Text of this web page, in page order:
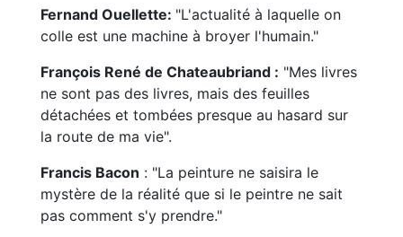
Fernand Ouellette: "L'actualité à laquelle on
colle est une machine à broyer l'humain."
François René de Chateaubriand : "Mes livres
ne sont pas des livres, mais des feuilles
détachées et tombées presque au hasard sur
la route de ma vie".
Francis Bacon : "La peinture ne saisira le
mystère de la réalité que si le peintre ne sait
pas comment s'y prendre."